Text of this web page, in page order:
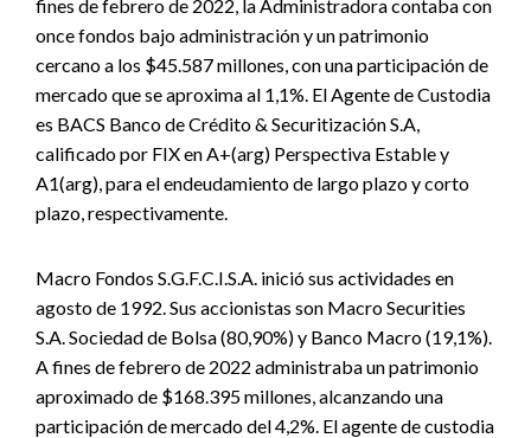
fines de febrero de 2022, la Administradora contaba con
once fondos bajo administración y un patrimonio
cercano a los $45.587 millones, con una participación de
mercado que se aproxima al 1,1%. El Agente de Custodia
es BACS Banco de Crédito & Securitización S.A,
calificado por FIX en A+(arg) Perspectiva Estable y
A1(arg), para el endeudamiento de largo plazo y corto
plazo, respectivamente.
Macro Fondos S.G.F.C.I.S.A. inició sus actividades en
agosto de 1992. Sus accionistas son Macro Securities
S.A. Sociedad de Bolsa (80,90%) y Banco Macro (19,1%).
A fines de febrero de 2022 administraba un patrimonio
aproximado de $168.395 millones, alcanzando una
participación de mercado del 4,2%. El agente de custodia